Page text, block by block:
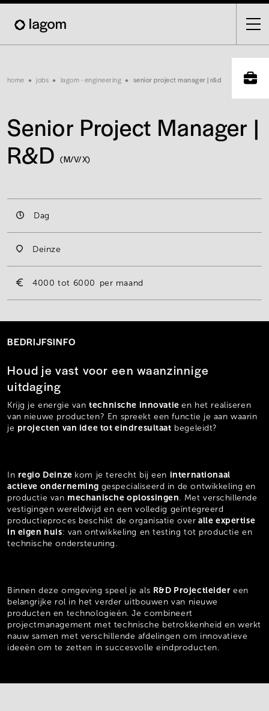
Skip
main
Breadcrumb
home jobs lagom - engineering senior project manager | r&d
Senior Project Manager |
R&D (M/V/X)
Dag
Deinze
4000 6000 per maand
BEDRIJFSINFO
Houd je vast voor een waanzinnige
uitdaging
Krijg je energie vantechnische innovatieen het realiseren
van nieuwe producten? En spreekt een functie je aan waarin
je projecten van idee tot eindresultaat begeleidt?
In regio Deinze kom je terecht bij een internationaal
actieve onderneming gespecialiseerd in de ontwikkeling en
productie van mechanische oplossingen . Met verschillende
vestigingen wereldwijd en een volledig geïntegreerd
productieproces beschikt de organisatie over alle expertise
in eigen huis: van ontwikkeling en testing tot productie en
technische ondersteuning.
Binnen deze omgeving speel je als R&D Projectleidereen
belangrijke rol in het verder uitbouwen van nieuwe
producten en technologieën. Je combineert
projectmanagement met technische betrokkenheid en werkt
nauw samen met verschillende afdelingen om innovatieve
ideeën om te zetten in succesvolle eindproducten.